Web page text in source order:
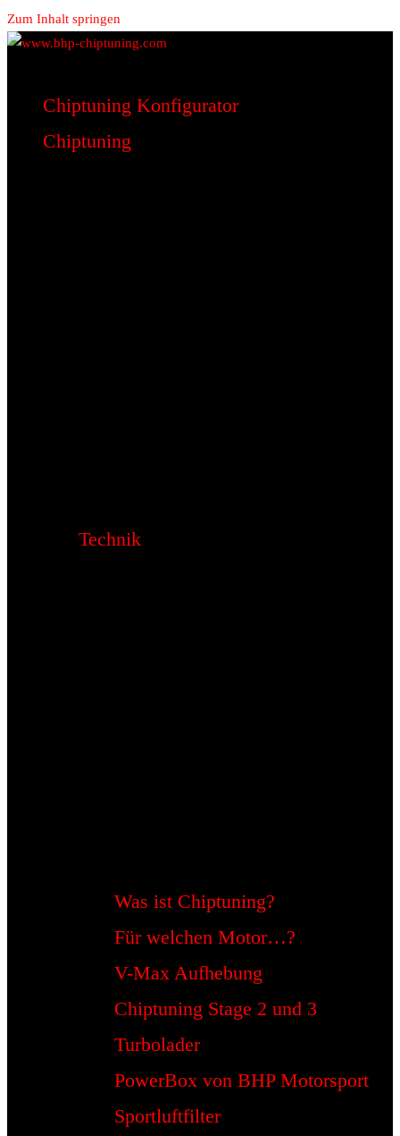
Zum Inhalt springen
www.bhp-chiptuning.com
BHP Motorsport
Chiptuning Konfigurator
Chiptuning
Technik
Was ist Chiptuning?
Für welchen Motor…?
V-Max Aufhebung
Chiptuning Stage 2 und 3
Turbolader
PowerBox von BHP Motorsport
Sportluftfilter